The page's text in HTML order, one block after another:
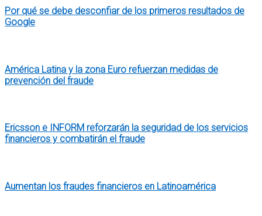
Por qué se debe desconfiar de los primeros resultados de
Google
América Latina y la zona Euro refuerzan medidas de
prevención del fraude
Ericsson e INFORM reforzarán la seguridad de los servicios
financieros y combatirán el fraude
Aumentan los fraudes financieros en Latinoamérica